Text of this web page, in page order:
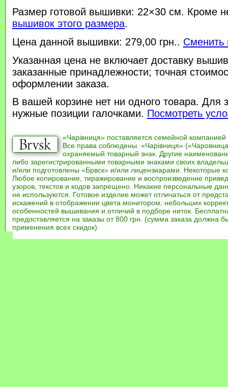
Размер готовой вышивки: 22×30 см. Кроме
вышивок этого размера.
Цена данной вышивки: 279,00 грн.. Сменить
Указанная цена не включает доставку
заказанные принадлежности; точная
оформлении заказа.
В вашей корзине нет ни одного товара. Для
нужные позиции галочками. Посмотреть
«Чарівниця» поставляется семейной компанией
Все права соблюдены. «Чарівниця»
охраняемый товарный знак. Другие
либо зарегистрированными товарными знаками своих
и/или подготовлены «Брвск» и/или лицензиарами. Некоторые
Любое копирование, тиражирование и воспроизведение
узоров, текстов и кодов запрещено. Никакие персональные
не используются. Готовое изделие может отличаться от
искажений в отображении цвета монитором, небольших
особенностей вышивания и отличий в подборе ниток.
предоставляется на заказы от 800 грн. (сумма заказа должна
применения всех скидок).